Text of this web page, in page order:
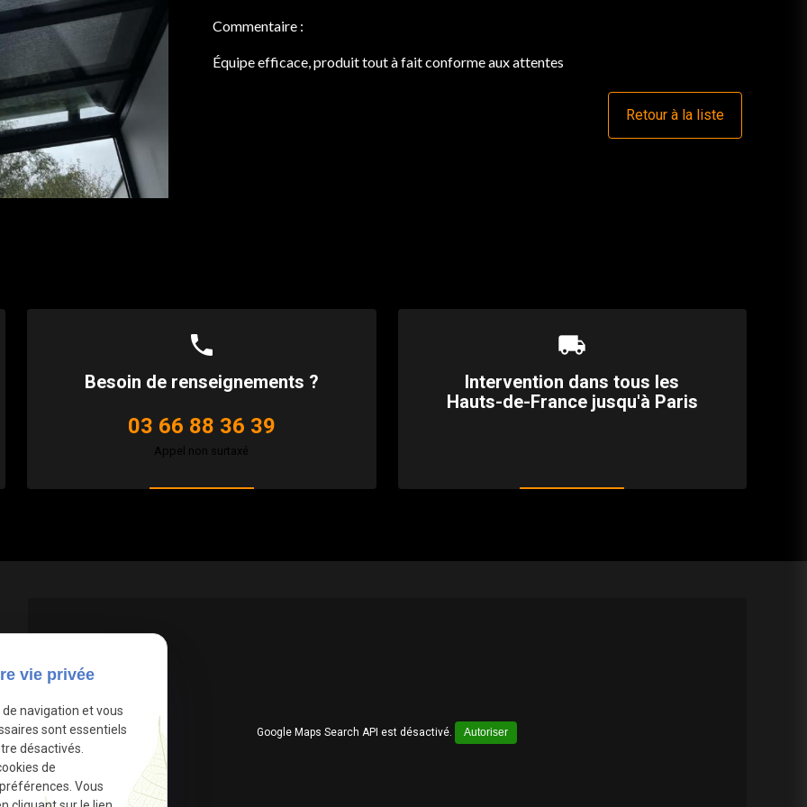
Commentaire :
Équipe efficace, produit tout à fait conforme aux attentes
Retour à la liste
phone
Besoin de renseignements ?
03 66 88 36 39
Appel non surtaxé
local_shipping
Intervention dans tous les
Hauts-de-France jusqu'à Paris
Google Maps Search API est désactivé. Autoriser
vie privée
navigation et vous
sont essentiels
désactivés.
de
Vous